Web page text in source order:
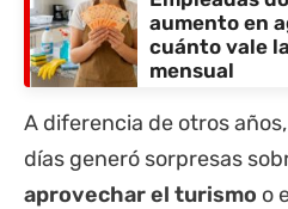
aumento en
cuánto vale
mensual
A diferencia de otros
días generó sorpresas
aprovechar el turismo o